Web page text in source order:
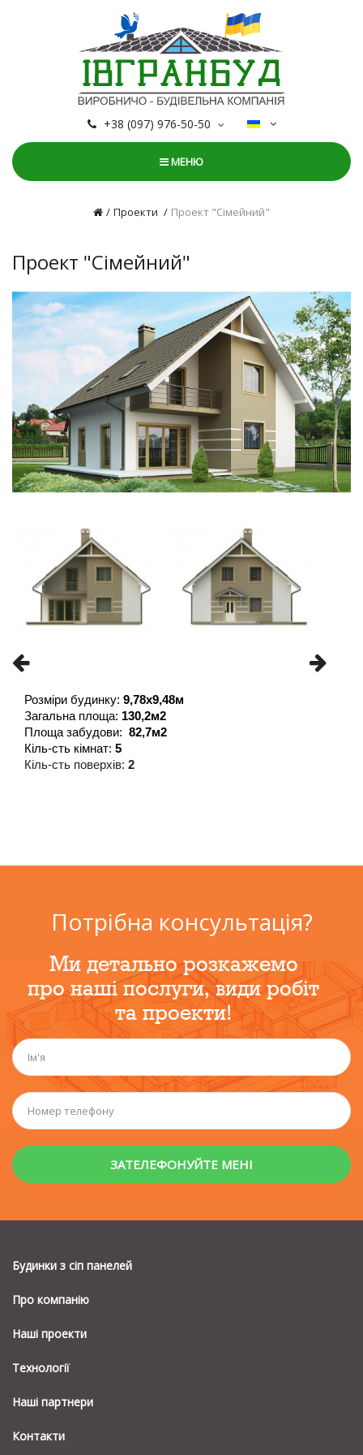
+38 (097) 976-50-50
МЕНЮ
Проекти Проект "Сімейний"
Проект "Сімейний"
Розміри будинку: 9,78x9,48м
Загальна площа: 130,2м2
Площа забудови: 82,7м2
Кіль-сть кімнат: 5
Кіль-сть поверхів: 2
Потрібна консультація?
Ми детально розкажемо
про наші послуги, види робіт
та проекти!
Будинки з сiп панелей
Про компанію
Наші проекти
Технології
Наші партнери
Контакти